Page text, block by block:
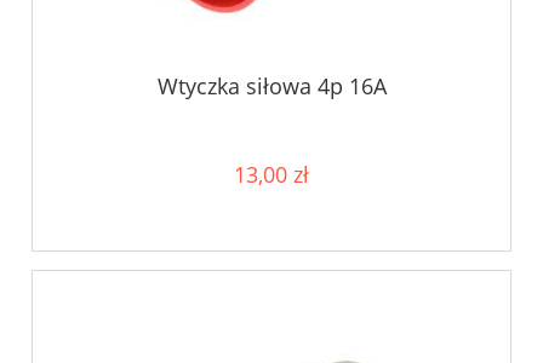
Wtyczka siłowa 4p 16A
13,00 zł